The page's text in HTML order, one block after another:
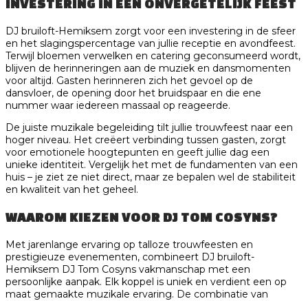
INVESTERING IN EEN ONVERGETELIJK FEEST
DJ bruiloft-Hemiksem zorgt voor een investering in de sfeer
en het slagingspercentage van jullie receptie en avondfeest.
Terwijl bloemen verwelken en catering geconsumeerd wordt,
blijven de herinneringen aan de muziek en dansmomenten
voor altijd. Gasten herinneren zich het gevoel op de
dansvloer, de opening door het bruidspaar en die ene
nummer waar iedereen massaal op reageerde.
De juiste muzikale begeleiding tilt jullie trouwfeest naar een
hoger niveau. Het creëert verbinding tussen gasten, zorgt
voor emotionele hoogtepunten en geeft jullie dag een
unieke identiteit. Vergelijk het met de fundamenten van een
huis – je ziet ze niet direct, maar ze bepalen wel de stabiliteit
en kwaliteit van het geheel.
WAAROM KIEZEN VOOR DJ TOM COSYNS?
Met jarenlange ervaring op talloze trouwfeesten en
prestigieuze evenementen, combineert DJ bruiloft-
Hemiksem DJ Tom Cosyns vakmanschap met een
persoonlijke aanpak. Elk koppel is uniek en verdient een op
maat gemaakte muzikale ervaring. De combinatie van